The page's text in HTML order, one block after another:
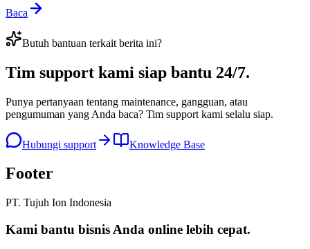
Baca
Butuh bantuan terkait berita ini?
Tim support kami siap bantu 24/7.
Punya pertanyaan tentang maintenance, gangguan, atau
pengumuman yang Anda baca? Tim support kami selalu siap.
Hubungi support Knowledge Base
Footer
PT. Tujuh Ion Indonesia
Kami bantu bisnis Anda online lebih cepat.